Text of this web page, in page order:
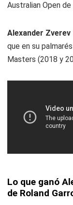
Australian Open de
Alexander Zverev
que en su
Masters (2018 y
Lo que ganó
de Roland